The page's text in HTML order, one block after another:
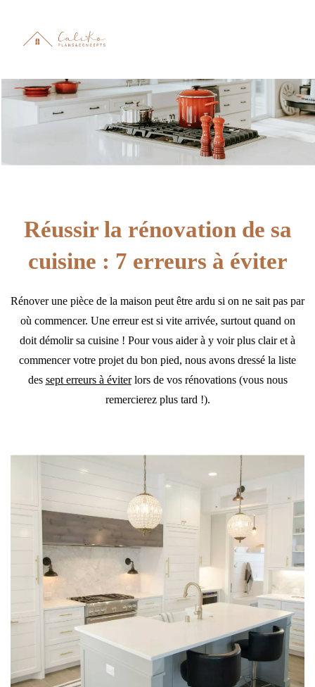
Réussir la rénovation de sa
cuisine : 7 erreurs à éviter
Rénover une pièce de la maison peut être ardu si on ne sait pas par
où commencer. Une erreur est si vite arrivée, surtout quand on
doit démolir sa cuisine ! Pour vous aider à y voir plus clair et à
commencer votre projet du bon pied, nous avons dressé la liste
des sept erreurs à éviterlors de vos rénovations (vous nous
remercierez plus tard !).